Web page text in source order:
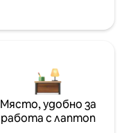
Място, удобно за
работа с лаптоп